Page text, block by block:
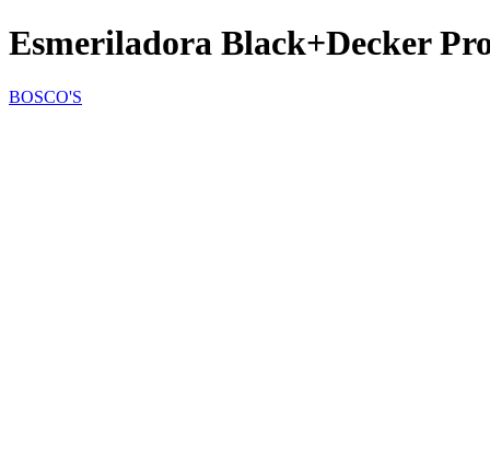
Esmeriladora Black+Decker
BOSCO'S